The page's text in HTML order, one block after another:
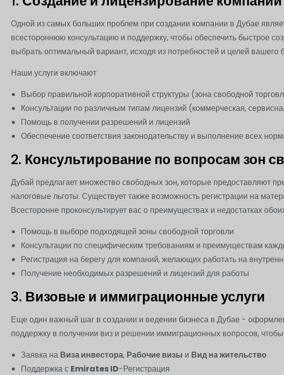
Одной из самых больших проблем при создании компании в Дубае
всестороннюю консультацию и поддержку, чтобы обеспечить быстрое
выбрать оптимальный вариант, исходя из потребностей и целей вашего
Наши услуги включают
Выбор правильной корпоративной структуры (зона свободной
Консультации по различным типам лицензий (коммерческая,
Помощь в получении разрешений и лицензий
Обеспечение соответствия законодательству и выполнение всех
2. Консультирование по вопросам зон
Дубай предлагает множество свободных зон, которые предоставляют
налоговые льготы. Существует также возможность регистрации на
Всесторонне проконсультирует вас о преимуществах и недостатках
Помощь в выборе подходящей зоны свободной торговли
Консультации по специфическим требованиям и преимуществам
Регистрация на берегу для компаний, желающих работать на
Получение необходимых разрешений и лицензий для работы
3. Визовые и иммиграционные услуги
Еще один важный шаг в создании и ведении бизнеса в Дубае -
поддержку в получении виз и решении иммиграционных вопросов,
Заявка на Виза инвестора, Рабочие визы и Вид на жительство
Поддержка с Emirates ID-Регистрация